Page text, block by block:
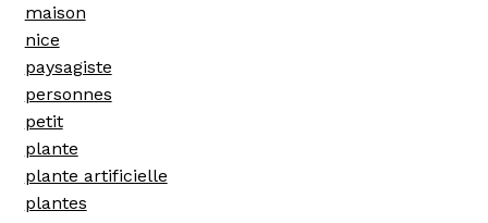
maison
nice
paysagiste
personnes
petit
plante
plante artificielle
plantes